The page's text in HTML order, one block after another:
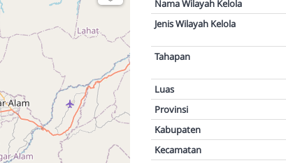
Nama Wilayah Kelola
Jenis Wilayah Kelola
Tahapan
Luas
Provinsi
Kabupaten
Kecamatan